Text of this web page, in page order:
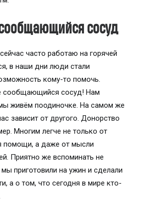
сосуд
часто работаю на горячей
в наши дни люди стали
кому-то помочь.
сосуд! Нам
живём поодиночке. На самом же
зависит от другого. Донорство
Многим легче не только от
помощи, а даже от мысли
Приятно же вспоминать не
приготовили на ужин и сделали
а о том, что сегодня в мире кто-